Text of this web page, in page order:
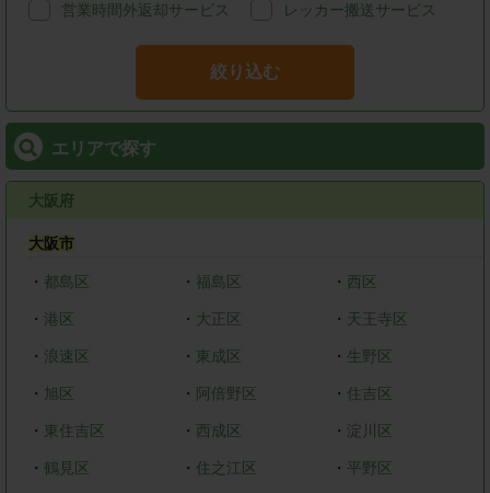
営業時間外返却サービス レッカー搬送サービス
絞り込む
エリアで探す
大阪府
大阪市
・ 都島区 ・ 福島区 ・ 西区
・ 港区 ・ 大正区 ・ 天王寺区
・ 浪速区 ・ 東成区 ・ 生野区
・ 旭区 ・ 阿倍野区 ・ 住吉区
・ 東住吉区 ・ 西成区 ・ 淀川区
・ 鶴見区 ・ 住之江区 ・平野区